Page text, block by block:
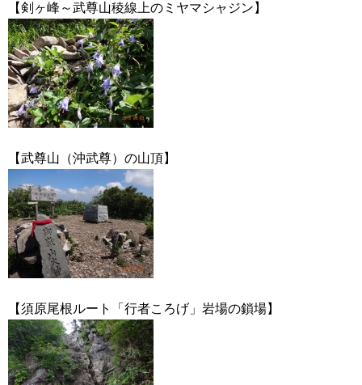
【剣ヶ峰～武尊山稜線上のミヤマシャジン】
【武尊山（沖武尊）の山頂】
【須原尾根ルート「行者ころげ」岩場の鎖場】